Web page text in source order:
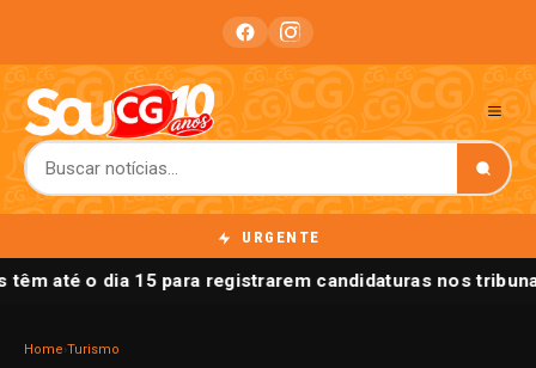
URGENTE
até o dia 15 para registrarem candidaturas nos
Home Turismo